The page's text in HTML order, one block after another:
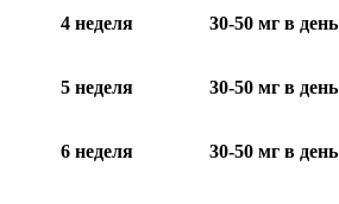
4 неделя 30-50 мг в день
5 неделя 30-50 мг в день
6 неделя 30-50 мг в день